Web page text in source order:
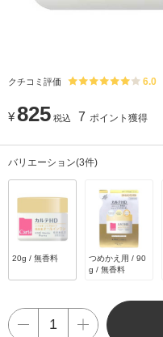
クチコミ評価 6.0
¥825 税込 7 ポイント獲得
バリエーション(3件)
20g / 無香料
つめかえ用 / 90
g / 無香料